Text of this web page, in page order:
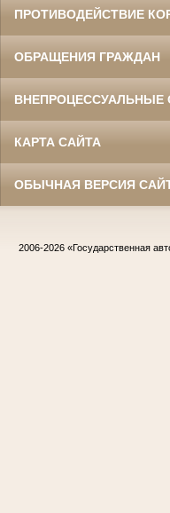
ПРОТИВОДЕЙСТВИЕ
ОБРАЩЕНИЯ ГРАЖДАН
ВНЕПРОЦЕССУАЛЬНЫЕ
КАРТА САЙТА
ОБЫЧНАЯ ВЕРСИЯ
2006-2026 «Государственная